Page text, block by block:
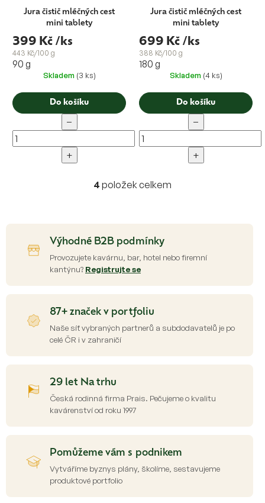
Jura čistič mléčných cest
mini tablety
399 Kč /ks
443 Kč/100 g
90 g
Skladem (3 ks)
Do košíku
−
+
Jura čistič mléčných cest
mini tablety
699 Kč /ks
388 Kč/100 g
180 g
Skladem (4 ks)
Do košíku
−
+
O
d
a
c
í
k
y
4 položek celkem
Výhodné B2B podmínky
Provozujete kavárnu, bar, hotel nebo firemní
kantýnu? Registrujte se
87+ značek v portfoliu
Naše síť vybraných partnerů a subdodavatelů je po
celé ČR i v zahraničí
29 let Na trhu
Česká rodinná firma Prais. Pečujeme o kvalitu
kavárenství od roku 1997
Pomůžeme vám s podnikem
Vytváříme byznys plány, školíme, sestavujeme
produktové portfolio